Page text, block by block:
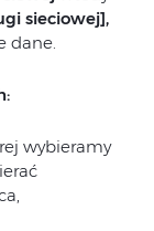
sieciowej],
dane.
wybieramy